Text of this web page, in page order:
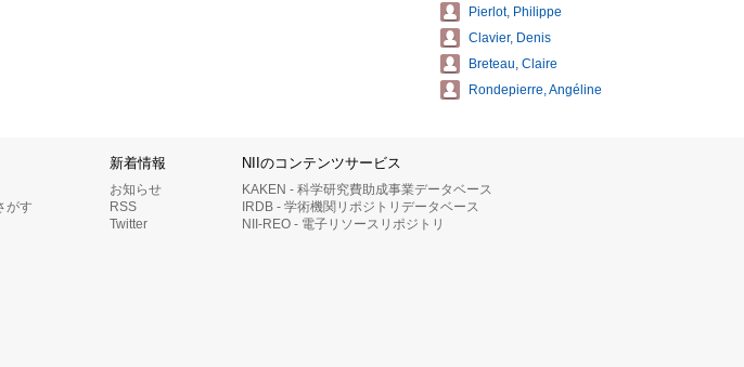
Pierlot, Philippe
Clavier, Denis
Breteau, Claire
Rondepierre, Angéline
がす
新着情報
お知らせ
RSS
Twitter
NIIのコンテンツサービス
KAKEN - 科学研究費助成事業データベース
IRDB - 学術機関リポジトリデータベース
NII-REO - 電子リソースリポジトリ